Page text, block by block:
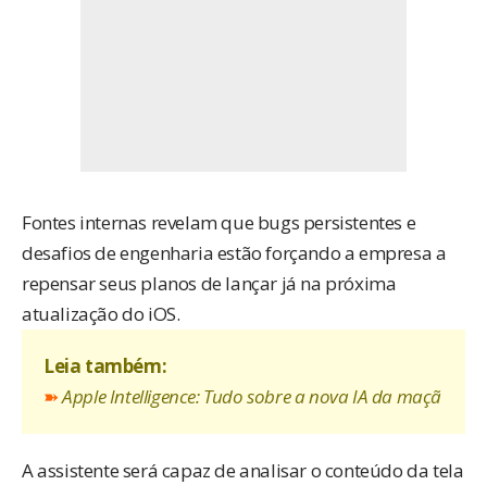
Fontes internas revelamque bugs persistentes e
desafios de engenharia estão forçando a empresa a
repensar seus planos de lançar já na próxima
atualização do iOS.
Leia também:
➽Apple Intelligence: Tudo sobre a nova IA da maçã
A assistente será capaz de analisar o conteúdo da tela